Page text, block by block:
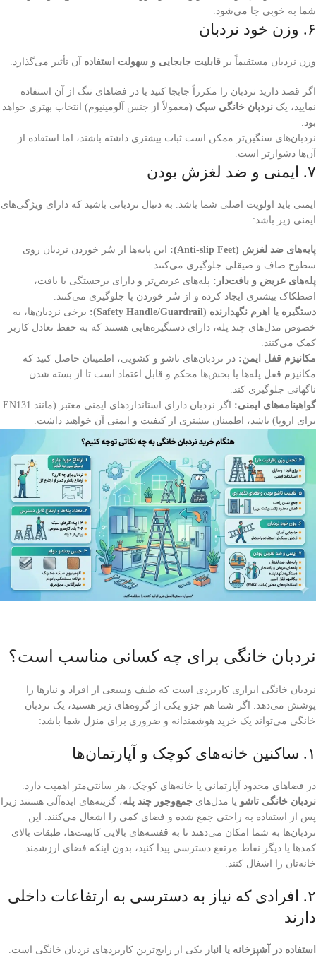
شما به خوبی جا می‌شود.
۶. وزن خود نردبان
وزن نردبان مستقیماً بر قابلیت جابجایی و سهولت استفاده آن تأثیر می‌گذارد.
اگر قصد دارید نردبان را مکرراً جابجا کنید یا در فضاهای تنگ از آن استفاده
نمایید، یک نردبان خانگی سبک (معمولاً از جنس آلومینیوم) انتخاب بهتری خواهد
بود.
نردبان‌های سنگین‌تر ممکن است ثبات بیشتری داشته باشند، اما استفاده از
آن‌ها دشوارتر است.
۷. ایمنی و ضد لغزش بودن
ایمنی باید اولویت اصلی شما باشد. به دنبال نردبانی باشید که دارای ویژگی‌های
ایمنی زیر باشد:
پایه‌های ضد لغزش (Anti-slip Feet):
این پایه‌ها از سُر خوردن نردبان روی
سطوح صاف و صیقلی جلوگیری می‌کنند.
پله‌های عریض و بافت‌دار: پله‌های عریض‌تر و دارای برجستگی یا بافت،
اصطکاک بیشتری ایجاد کرده و از سُر خوردن پا جلوگیری می‌کنند.
دستگیره یا اهرم نگهدارنده (Safety Handle/Guardrail):
برخی نردبان‌ها، به
خصوص مدل‌های چند پله، دارای دستگیره‌هایی هستند که به حفظ تعادل کاربر
کمک می‌کنند.
مکانیزم قفل ایمن: در نردبان‌های تاشو و کشویی، اطمینان حاصل کنید که
مکانیزم قفل پله‌ها یا بخش‌ها محکم و قابل اعتماد است تا از بسته شدن
ناگهانی جلوگیری کند.
گواهینامه‌های ایمنی:
اگر نردبان دارای استانداردهای ایمنی معتبر (مانند EN131
برای اروپا) باشد، اطمینان بیشتری از کیفیت و ایمنی آن خواهید داشت.
نردبان خانگی برای چه کسانی مناسب است؟
نردبان خانگی ابزاری کاربردی است که طیف وسیعی از افراد و نیازها را
پوشش می‌دهد. اگر شما هم جزو یکی از گروه‌های زیر هستید، یک نردبان
خانگی می‌تواند یک خرید هوشمندانه و ضروری برای منزل شما باشد:
۱. ساکنین خانه‌های کوچک و آپارتمان‌ها
در فضاهای محدود آپارتمانی یا خانه‌های کوچک، هر سانتی‌متر اهمیت دارد.
نردبان خانگی تاشو یا مدل‌های جمع‌وجور چند پله، گزینه‌های ایده‌آلی هستند زیرا
پس از استفاده به راحتی جمع شده و فضای کمی را اشغال می‌کنند. این
نردبان‌ها به شما امکان می‌دهند تا به قفسه‌های بالایی کابینت‌ها، طبقات بالای
کمدها یا دیگر نقاط مرتفع دسترسی پیدا کنید، بدون اینکه فضای ارزشمند
خانه‌تان را اشغال کنند.
۲. افرادی که نیاز به دسترسی به ارتفاعات داخلی
دارند
استفاده در آشپزخانه یا انبار یکی از رایج‌ترین کاربردهای نردبان خانگی است.